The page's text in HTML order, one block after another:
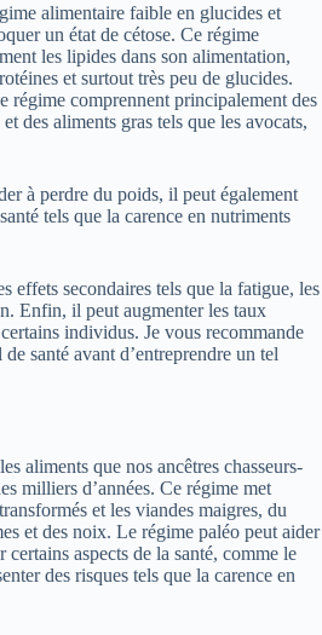
alimentaire faible en glucides et
un état de cétose. Ce régime
les lipides dans son alimentation,
et surtout très peu de glucides.
régime comprennent principalement des
des aliments gras tels que les avocats,
à perdre du poids, il peut également
tels que la carence en nutriments
effets secondaires tels que la fatigue, les
Enfin, il peut augmenter les taux
individus. Je vous recommande
santé avant d’entreprendre un tel
aliments que nos ancêtres chasseurs-
milliers d’années. Ce régime met
et les viandes maigres, du
et des noix. Le régime paléo peut aider
aspects de la santé, comme le
des risques tels que la carence en